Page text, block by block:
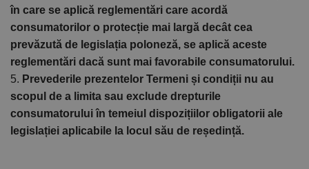
în care se aplică reglementări care acordă
consumatorilor o protecție mai largă decât cea
prevăzută de legislația poloneză, se aplică aceste
reglementări dacă sunt mai favorabile consumatorului.
5. Prevederile prezentelor Termeni și condiții nu au
scopul de a limita sau exclude drepturile
consumatorului în temeiul dispozițiilor obligatorii ale
legislației aplicabile la locul său de reședință.